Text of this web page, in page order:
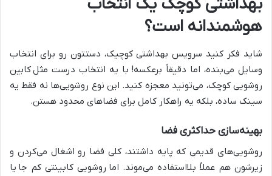
بهداشتی کوچک یک انتخاب
هوشمندانه است؟
شاید فکر کنید سرویس بهداشتی کوچیک، دستتون رو برای انتخاب
وسایل می‌بنده، اما دقیقاً برعکسه! با یه انتخاب درست مثلکابین
روشویی کوچک، می‌تونید معجزه کنید. این نوع روشویی‌ها نه فقط یه
سینک ساده، بلکه یه راهکار کامل برای فضاهای محدود هستن.
بهینه‌سازی حداکثری فضا
روشویی‌های قدیمی که پایه داشتند، کلی فضا رو اشغال می‌کردن و
زیرشون هم عملاً بلااستفاده می‌موند. اما روشویی کابینتی کم جا یا